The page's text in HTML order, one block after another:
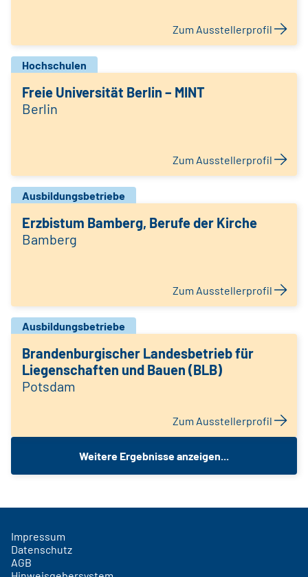
Zum Ausstellerprofil
Hochschulen
Freie Universität Berlin – MINT
Berlin
Zum Ausstellerprofil
Ausbildungsbetriebe
Erzbistum Bamberg, Berufe der Kirche
Bamberg
Zum Ausstellerprofil
Ausbildungsbetriebe
Brandenburgischer Landesbetrieb für
Liegenschaften und Bauen (BLB)
Potsdam
Zum Ausstellerprofil
Weitere Ergebnisse anzeigen...
Impressum
Datenschutz
AGB